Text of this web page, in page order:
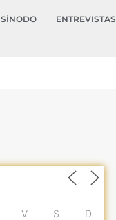
SÍNODO
ENTREVISTAS
V S D